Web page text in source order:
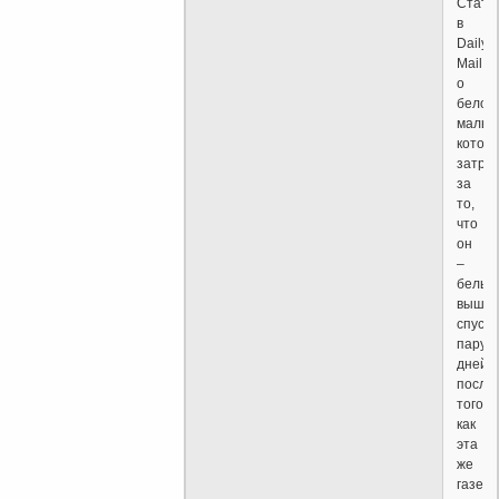
в
Daily
Mail
о
белом
за
то,
что
он
–
вышла
спустя
пару
дней
после
того
как
эта
же
газета